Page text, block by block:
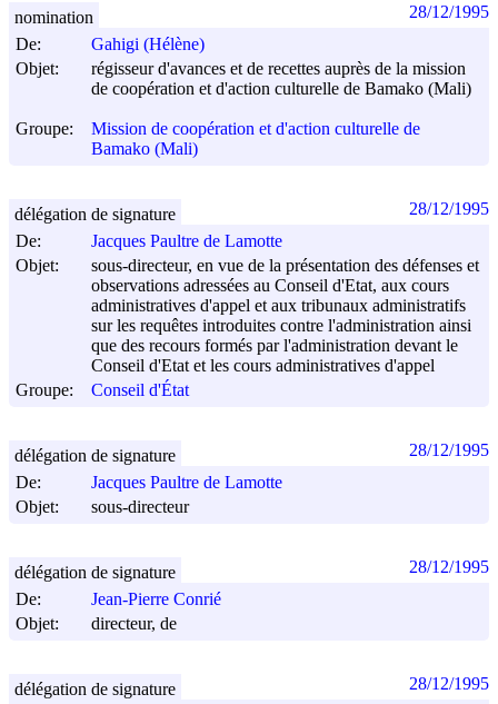
De:
Gahigi (Hélène)
Objet:
régisseur d'avances et de recettes auprès de la mission
de coopération et d'action culturelle de Bamako (Mali)
Groupe:
Mission de coopération et d'action culturelle de
Bamako (Mali)
nomination 28/12/1995
De:
Jacques Paultre de Lamotte
Objet:
sous-directeur, en vue de la présentation des défenses et
observations adressées au Conseil d'Etat, aux cours
administratives d'appel et aux tribunaux administratifs
sur les requêtes introduites contre l'administration ainsi
que des recours formés par l'administration devant le
Conseil d'Etat et les cours administratives d'appel
Groupe:
Conseil d'État
délégation de signature 28/12/1995
De:
Jacques Paultre de Lamotte
Objet:
sous-directeur
délégation de signature 28/12/1995
De:
Jean-Pierre Conrié
Objet:
directeur, de
délégation de signature 28/12/1995
délégation de signature 28/12/1995